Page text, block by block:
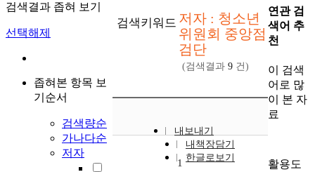
검색결과 좁혀 보기
선택해제
좁혀본 항목 보
기순서
검색량순
가나다순
저자
검색키워드 저자 : 청소년
위원회 중앙점
검단
(검색결과 9 건)
내보내기
내책장담기
한글로보기
1
연관 검
색어 추
천
이 검색
어로 많
이 본 자
료
활용도